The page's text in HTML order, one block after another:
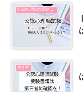
公認心理師の受験勉強
働き方